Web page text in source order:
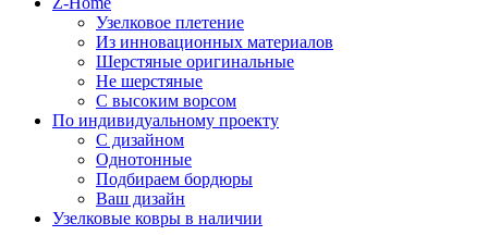
Узелковое плетение
Из инновационных материалов
Шерстяные оригинальные
Не шерстяные
С высоким ворсом
По индивидуальному проекту
С дизайном
Однотонные
Подбираем бордюры
Ваш дизайн
Узелковые ковры в наличии